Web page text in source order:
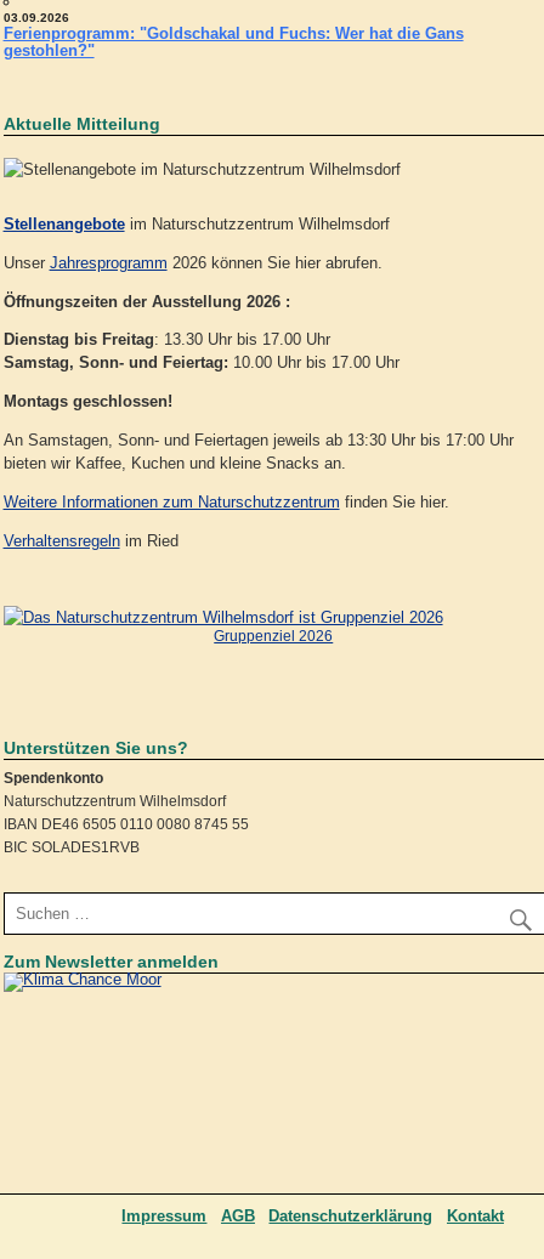
03.09.2026
Ferienprogramm: "Goldschakal und Fuchs: Wer hat die Gans
gestohlen?"
Aktuelle Mitteilung
Stellenangeboteim Naturschutzzentrum Wilhelmsdorf
Unser Jahresprogramm 2026 können Sie hier abrufen.
Öffnungszeiten der Ausstellung 2026 :
Dienstag bis Freitag: 13.30 Uhr bis 17.00 Uhr
Samstag, Sonn- und Feiertag: 10.00 Uhr bis 17.00 Uhr
Montags geschlossen!
An Samstagen, Sonn- und Feiertagen jeweils ab 13:30 Uhr bis 17:00 Uhr
bieten wir Kaffee, Kuchen und kleine Snacks an.
Weitere Informationen zum Naturschutzzentrum finden Sie hier.
Verhaltensregelnim Ried
Gruppenziel 2026
Unterstützen Sie uns?
Spendenkonto
Naturschutzzentrum Wilhelmsdorf
IBAN DE46 6505 0110 0080 8745 55
BIC SOLADES1RVB
Zum Newsletter anmelden
Kontakt
Datenschutzerklärung
AGB
Impressum